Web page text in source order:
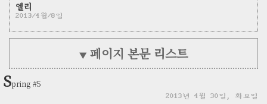
엘리
2013/4월/8일
▼ 페이지 본문 리스트
Spring #5
2013년 4월 30일, 화요일